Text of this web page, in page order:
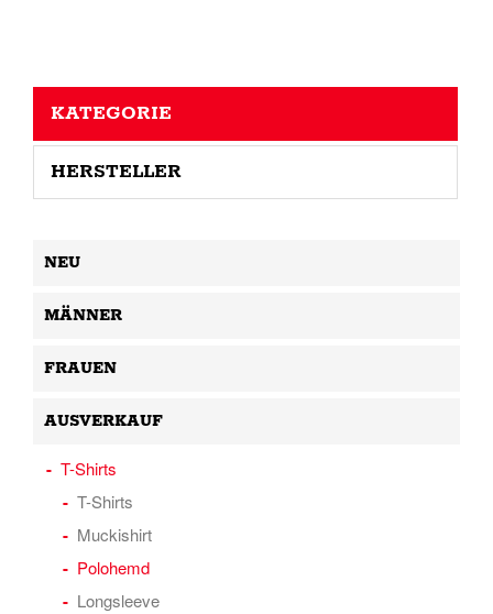
KATEGORIE
HERSTELLER
NEU
MÄNNER
FRAUEN
AUSVERKAUF
T-Shirts
T-Shirts
Muckishirt
Polohemd
Longsleeve